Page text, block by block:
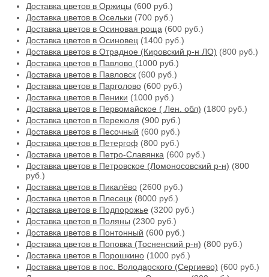
Доставка цветов в Оржицы (600 руб.)
Доставка цветов в Осельки (700 руб.)
Доставка цветов в Осиновая роща (600 руб.)
Доставка цветов в Осиновец (1400 руб.)
Доставка цветов в Отрадное (Кировский р-н ЛО) (800 руб.)
Доставка цветов в Павлово (1000 руб.)
Доставка цветов в Павловск (600 руб.)
Доставка цветов в Парголово (600 руб.)
Доставка цветов в Пеники (1000 руб.)
Доставка цветов в Первомайское ( Лен. обл) (1800 руб.)
Доставка цветов в Перекюля (900 руб.)
Доставка цветов в Песочный (600 руб.)
Доставка цветов в Петергоф (800 руб.)
Доставка цветов в Петро-Славянка (600 руб.)
Доставка цветов в Петровское (Ломоносовский р-н) (800
руб.)
Доставка цветов в Пикалёво (2600 руб.)
Доставка цветов в Плесецк (8000 руб.)
Доставка цветов в Подпорожье (3200 руб.)
Доставка цветов в Поляны (2300 руб.)
Доставка цветов в Понтонный (600 руб.)
Доставка цветов в Поповка (Тосненский р-н) (800 руб.)
Доставка цветов в Порошкино (1000 руб.)
Доставка цветов в пос. Володарского (Сергиево) (600 руб.)